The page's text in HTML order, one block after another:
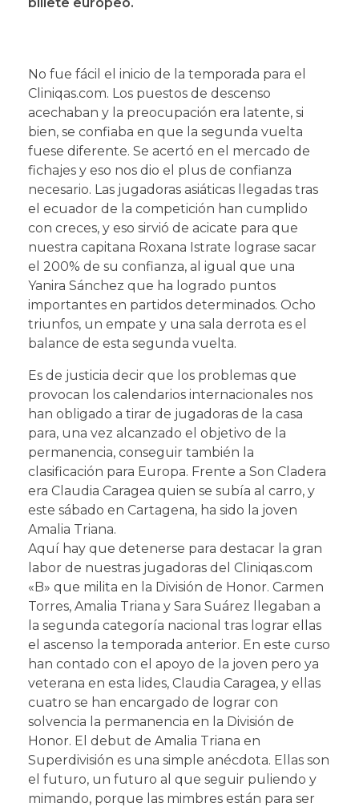
No fue fácil el inicio de la temporada para el
Cliniqas.com. Los puestos de descenso
acechaban y la preocupación era latente, si
bien, se confiaba en que la segunda vuelta
fuese diferente. Se acertó en el mercado de
fichajes y eso nos dio el plus de confianza
necesario. Las jugadoras asiáticas llegadas tras
el ecuador de la competición han cumplido
con creces, y eso sirvió de acicate para que
nuestra capitana Roxana Istrate lograse sacar
el 200% de su confianza, al igual que una
Yanira Sánchez que ha logrado puntos
importantes en partidos determinados. Ocho
triunfos, un empate y una sala derrota es el
balance de esta segunda vuelta.
Es de justicia decir que los problemas que
provocan los calendarios internacionales nos
han obligado a tirar de jugadoras de la casa
para, una vez alcanzado el objetivo de la
permanencia, conseguir también la
clasificación para Europa. Frente a Son Cladera
era Claudia Caragea quien se subía al carro, y
este sábado en Cartagena, ha sido la joven
Amalia Triana.
Aquí hay que detenerse para destacar la gran
labor de nuestras jugadoras del Cliniqas.com
«B» que milita en la División de Honor. Carmen
Torres, Amalia Triana y Sara Suárez llegaban a
la segunda categoría nacional tras lograr ellas
el ascenso la temporada anterior. En este curso
han contado con el apoyo de la joven pero ya
veterana en esta lides, Claudia Caragea, y ellas
cuatro se han encargado de lograr con
solvencia la permanencia en la División de
Honor. El debut de Amalia Triana en
Superdivisión es una simple anécdota. Ellas son
el futuro, un futuro al que seguir puliendo y
mimando, porque las mimbres están para ser